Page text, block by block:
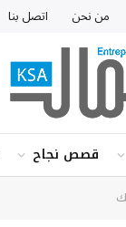
من نحن اتصل بنا
قصص نجاح